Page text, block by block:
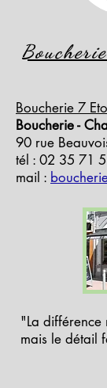
Boucherie 7
Boucherie -
90 rue
tél : 02 35 71
mail :
"La
mais le détail